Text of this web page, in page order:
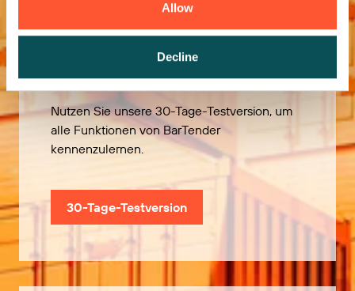
Allow
Decline
Kostenlos
ausprobieren
Nutzen Sie unsere 30-Tage-Testversion, um
alle Funktionen von BarTender
kennenzulernen.
30-Tage-Testversion